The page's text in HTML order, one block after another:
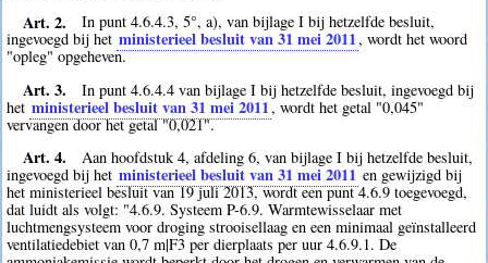
Art. 2.
In punt 4.6.4.3, 5°, a), van bijlage I bij hetzelfde besluit,
ingevoegd bij het ministerieel besluit van 31 mei 2011, wordt het woord
"opleg" opgeheven.
Art. 3.
In punt 4.6.4.4 van bijlage I bij hetzelfde besluit, ingevoegd bij
het ministerieel besluit van 31 mei 2011, wordt het getal "0,045"
vervangen door het getal "0,021".
Art. 4.
Aan hoofdstuk 4, afdeling 6, van bijlage I bij hetzelfde besluit,
ingevoegd bij het ministerieel besluit van 31 mei 2011 en gewijzigd bij
het ministerieel besluit van 19 juli 2013, wordt een punt 4.6.9 toegevoegd,
dat luidt als volgt: "4.6.9. Systeem P-6.9. Warmtewisselaar met
luchtmengsysteem voor droging strooisellaag en een minimaal geïnstalleerd
ventilatiedebiet van 0,7 m|F3 per dierplaats per uur 4.6.9.1. De